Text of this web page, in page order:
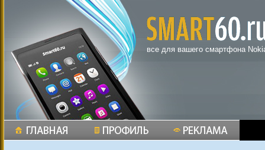
все для вашего смартфона